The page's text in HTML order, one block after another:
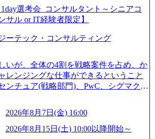
選考会_コンサルタント～シニアコ
サル or IT経験者限定】
ーテック・コンサルティング
いが、全体の4割を戦略案件を占め、か
レンジングな仕事ができるということ
ンチュア(戦略部門)、PwC、シグマクシ
ピュアな戦略を伸ばす新興ファーム。
れる可能性※SaaSプロダクト、地方創
モート比率99%、福岡や北海道在中者
2026年8月7日(金) 16:00
2026年8月15日(土) 10:00以降開始～